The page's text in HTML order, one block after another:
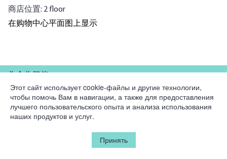
商店位置: 2 floor
在购物中心平面图上显示
公司
法律資訊
Этот сайт использует cookie-файлы и другие технологии,
чтобы помочь Вам в навигации, а также для предоставления
лучшего пользовательского опыта и анализа использования
наших продуктов и услуг.
Принять